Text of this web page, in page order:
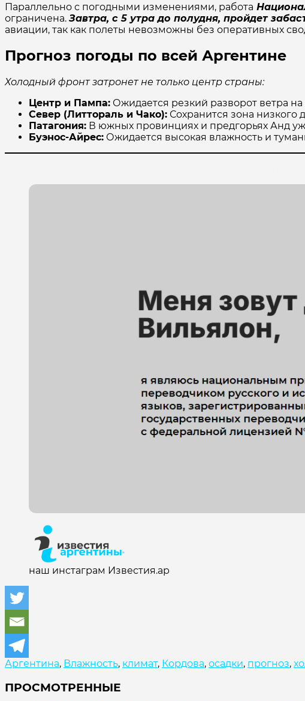
Параллельно с погодными изменениями, работа
ограничена. Завтра, с 5 утра до полудня, пройдет
авиации, так как полеты невозможны без оперативных
Прогноз погоды по всей Аргентине
Холодный фронт затронет не только центр страны:
Центр и Пампа: Ожидается резкий разворот ветра
Север (Литтораль и Чако): Сохранится зона
Патагония: В южных провинциях и предгорьях Анд
Буэнос-Айрес: Ожидается высокая влажность и
наш инстаграм Известия.ар
Аргентина, Влажность, климат, Кордова, осадки, прогноз,
ПРОСМОТРЕННЫЕ